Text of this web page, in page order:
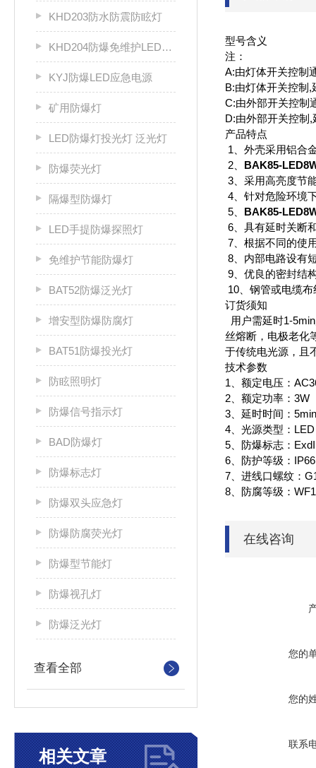
KHD203防水防震防眩灯
KHD204防爆免维护LED固态灯
KYJ防爆LED应急电源
矿用防爆灯
LED防爆灯投光灯 泛光灯
防爆荧光灯
隔爆型防爆灯
LED手提防爆探照灯
免维护节能防爆灯
BAT52防爆泛光灯
增安型防爆防腐灯
BAT51防爆投光灯
防眩照明灯
防爆信号指示灯
BAD防爆灯
防爆标志灯
防爆双头应急灯
防爆防腐荧光灯
防爆型节能灯
防爆视孔灯
防爆泛光灯
查看全部
相关文章
型
注：
A:由灯体开关控制
B:由灯体开关控制,
C:由外部开关控制
D:由外部开关控制,
产品特点
1、外壳采用铝合
2、 BAK85-
3、采用高亮度节
4、针对危险环境
5、 BAK85-
6、具有延时关断
7、根据不同的使
8、 内部电路设有
9、优良的密封结
10、钢管或电缆布
订货须知
用户需延时1-
丝熔断，电极老化
于传统电光源，且
技术参数
1、额定电压：
2、额定功率：3W
3、延时时间：
4、光源类型：LED
5、防爆标志：
6、防护等级：IP66
7、进线口螺纹：
8、防腐等级：WF1
在线咨询
您的
您的
联系